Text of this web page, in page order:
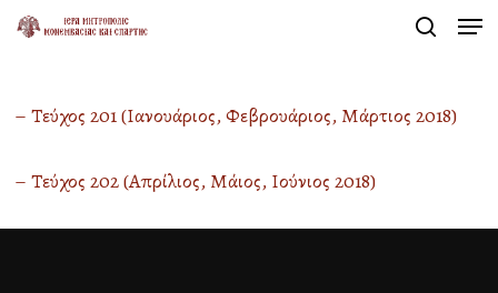
Skip
content
– Τεύχος 201 (Ιανουάριος, Φεβρουάριος, Μάρτιος 2018)
– Τεύχος 202 (Απρίλιος, Μάιος, Ιούνιος 2018)
Menu